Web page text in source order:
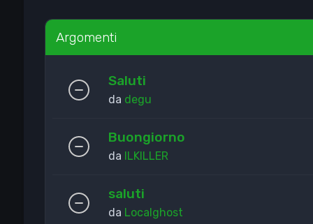
Argomenti
Saluti
da degu
Buongiorno
da ILKILLER
saluti
da Localghost